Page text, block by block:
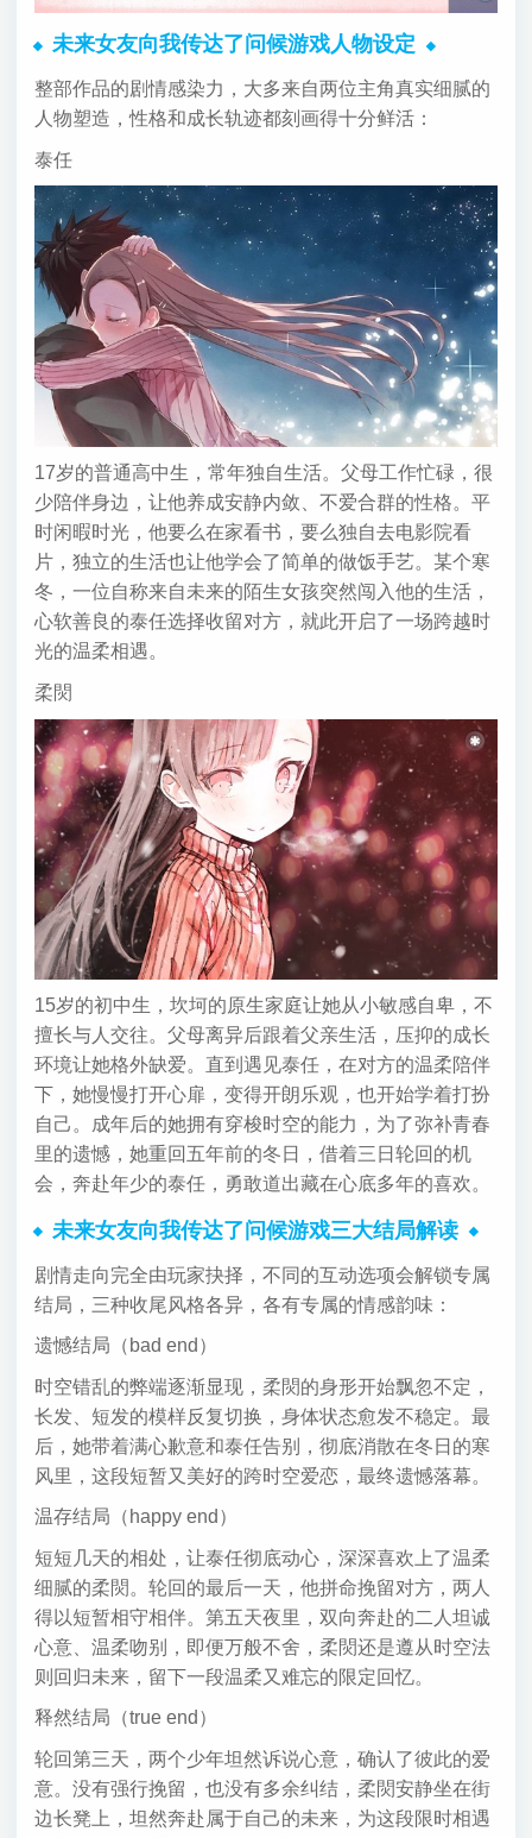
未来女友向我传达了问候游戏人物设定
整部作品的剧情感染力，大多来自两位主角真实细腻的
人物塑造，性格和成长轨迹都刻画得十分鲜活：
泰任
17岁的普通高中生，常年独自生活。父母工作忙碌，很
少陪伴身边，让他养成安静内敛、不爱合群的性格。平
时闲暇时光，他要么在家看书，要么独自去电影院看
片，独立的生活也让他学会了简单的做饭手艺。某个寒
冬，一位自称来自未来的陌生女孩突然闯入他的生活，
心软善良的泰任选择收留对方，就此开启了一场跨越时
光的温柔相遇。
柔焛
15岁的初中生，坎坷的原生家庭让她从小敏感自卑，不
擅长与人交往。父母离异后跟着父亲生活，压抑的成长
环境让她格外缺爱。直到遇见泰任，在对方的温柔陪伴
下，她慢慢打开心扉，变得开朗乐观，也开始学着打扮
自己。成年后的她拥有穿梭时空的能力，为了弥补青春
里的遗憾，她重回五年前的冬日，借着三日轮回的机
会，奔赴年少的泰任，勇敢道出藏在心底多年的喜欢。
未来女友向我传达了问候游戏三大结局解读
剧情走向完全由玩家抉择，不同的互动选项会解锁专属
结局，三种收尾风格各异，各有专属的情感韵味：
遗憾结局（bad end）
时空错乱的弊端逐渐显现，柔焛的身形开始飘忽不定，
长发、短发的模样反复切换，身体状态愈发不稳定。最
后，她带着满心歉意和泰任告别，彻底消散在冬日的寒
风里，这段短暂又美好的跨时空爱恋，最终遗憾落幕。
温存结局（happy end）
短短几天的相处，让泰任彻底动心，深深喜欢上了温柔
细腻的柔焛。轮回的最后一天，他拼命挽留对方，两人
得以短暂相守相伴。第五天夜里，双向奔赴的二人坦诚
心意、温柔吻别，即便万般不舍，柔焛还是遵从时空法
则回归未来，留下一段温柔又难忘的限定回忆。
释然结局（true end）
轮回第三天，两个少年坦然诉说心意，确认了彼此的爱
意。没有强行挽留，也没有多余纠结，柔焛安静坐在街
边长凳上，坦然奔赴属于自己的未来，为这段限时相遇